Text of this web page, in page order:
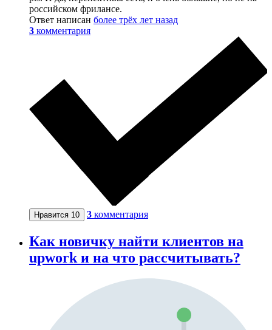
российском фрилансе.
Ответ написан более трёх лет назад
3 комментария
Нравится 10 3 комментария
Как новичку найти клиентов на
upwork и на что рассчитывать?